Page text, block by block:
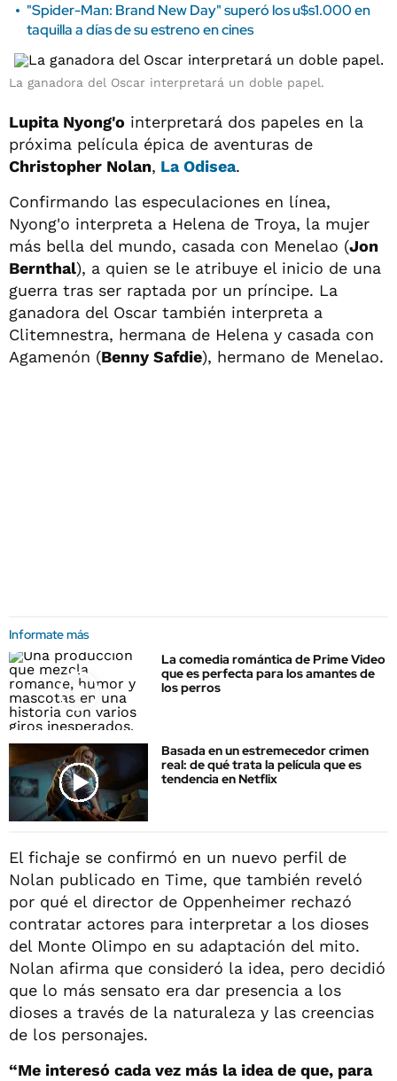
"Spider-Man: Brand New Day" superó los u$s1.000 en
taquilla a días de su estreno en cines
La ganadora del Oscar interpretará un doble papel.
Lupita Nyong'o interpretará dos papeles en la
próxima película épica de aventuras de
Christopher Nolan, La Odisea.
Confirmando las especulaciones en línea,
Nyong'o interpreta a Helena de Troya, la mujer
más bella del mundo, casada con Menelao (Jon
Bernthal), a quien se le atribuye el inicio de una
guerra tras ser raptada por un príncipe. La
ganadora del Oscar también interpreta a
Clitemnestra, hermana de Helena y casada con
Agamenón (Benny Safdie), hermano de Menelao.
Informate más
La comedia romántica de Prime Video
que es perfecta para los amantes de
los perros
Basada en un estremecedor crimen
real: de qué trata la película que es
tendencia en Netflix
El fichaje se confirmó en un nuevo perfil de
Nolan publicado en Time, que también reveló
por qué el director de Oppenheimer rechazó
contratar actores para interpretar a los dioses
del Monte Olimpo en su adaptación del mito.
Nolan afirma que consideró la idea, pero decidió
que lo más sensato era dar presencia a los
dioses a través de la naturaleza y las creencias
de los personajes.
“Me interesó cada vez más la idea de que, para